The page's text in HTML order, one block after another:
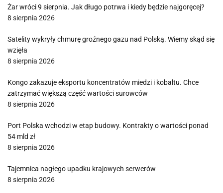
Żar wróci 9 sierpnia. Jak długo potrwa i kiedy będzie najgoręcej?
8 sierpnia 2026
Satelity wykryły chmurę groźnego gazu nad Polską. Wiemy skąd się
wzięła
8 sierpnia 2026
Kongo zakazuje eksportu koncentratów miedzi i kobaltu. Chce
zatrzymać większą część wartości surowców
8 sierpnia 2026
Port Polska wchodzi w etap budowy. Kontrakty o wartości ponad
54 mld zł
8 sierpnia 2026
Tajemnica nagłego upadku krajowych serwerów
8 sierpnia 2026